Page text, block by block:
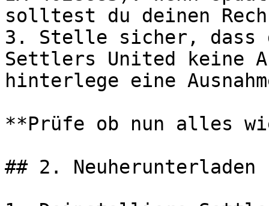
solltest du deinen
3. Stelle sicher, dass
Settlers United keine
hinterlege eine
**Prüfe ob nun alles
## 2.